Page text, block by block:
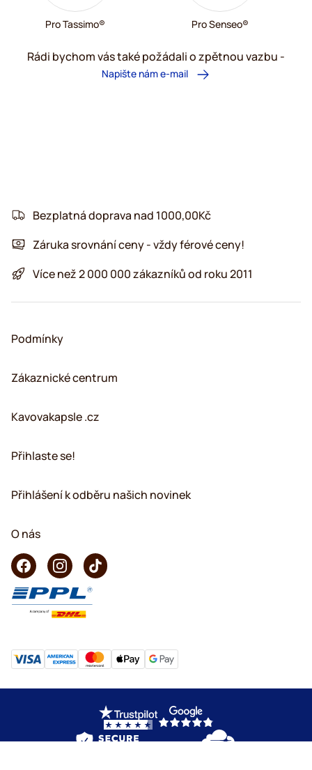
Pro Tassimo® Pro Senseo®
Rádi bychom vás také požádali o zpětnou vazbu -
Napište nám e-mail
Bezplatná doprava nad 1000,00Kč
Záruka srovnání ceny - vždy férové ceny!
Více než 2 000 000 zákazníků od roku 2011
Podmínky
Zákaznické centrum
Kavovakapsle .cz
Přihlaste se!
Přihlášení k odběru našich novinek
O nás